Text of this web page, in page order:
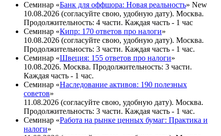
Семинар «Банк для оффшора: Новая реальность» New
10.08.2026 (согласуйте свою, удобную дату). Москва.
Продолжительность: 4 части. Каждая часть - 1 час
Семинар «Кипр: 170 ответов про налоги»
10.08.2026 (согласуйте свою, удобную дату). Москва.
Продолжительность: 3 части. Каждая часть - 1 час.
Семинар «Швеция: 155 ответов про налоги»
10.08.2026. Москва. Продолжительность: 3 части.
Каждая часть - 1 час.
Семинар «Наследование активов: 190 полезных
советов»
11.08.2026 (согласуйте свою, удобную дату). Москва.
Продолжительность: 3 части. Каждая часть - 1 час.
Семинар «Работа на рынке ценных бумаг: Практика и
налоги»